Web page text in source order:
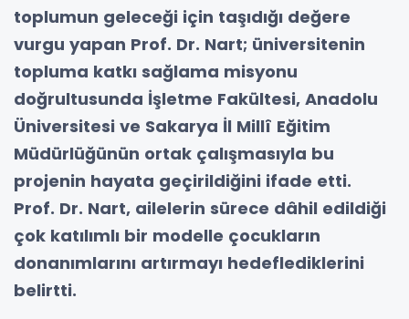
toplumun geleceği için taşıdığı değere
vurgu yapan Prof. Dr. Nart; üniversitenin
topluma katkı sağlama misyonu
doğrultusunda İşletme Fakültesi, Anadolu
Üniversitesi ve Sakarya İl Millî Eğitim
Müdürlüğünün ortak çalışmasıyla bu
projenin hayata geçirildiğini ifade etti.
Prof. Dr. Nart, ailelerin sürece dâhil edildiği
çok katılımlı bir modelle çocukların
donanımlarını artırmayı hedeflediklerini
belirtti.